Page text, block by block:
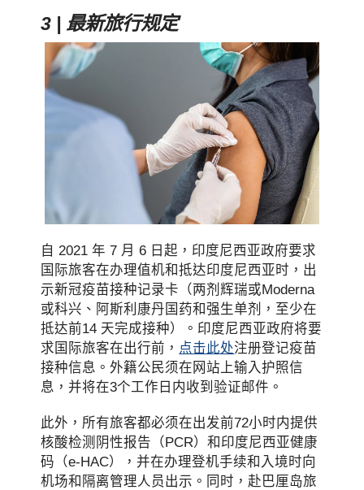
3 | 最新旅行规定
自 2021 年 7 月 6 日起，印度尼西亚政府要求
国际旅客在办理值机和抵达印度尼西亚时，出
示新冠疫苗接种记录卡（两剂辉瑞或Moderna
或科兴、阿斯利康丹国药和强生单剂，至少在
抵达前14 天完成接种）。印度尼西亚政府将要
求国际旅客在出行前， 点击此处注册登记疫苗
接种信息。外籍公民须在网站上输入护照信
息，并将在3个工作日内收到验证邮件。
此外，所有旅客都必须在出发前72小时内提供
核酸检测阴性报告（PCR）和印度尼西亚健康
码（e-HAC），并在办理登机手续和入境时向
机场和隔离管理人员出示。同时，赴巴厘岛旅